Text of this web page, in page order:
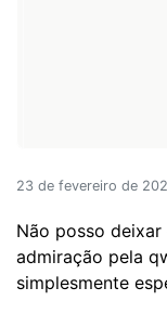
23 de fevereiro de
Não posso deixar
admiração pela
simplesmente